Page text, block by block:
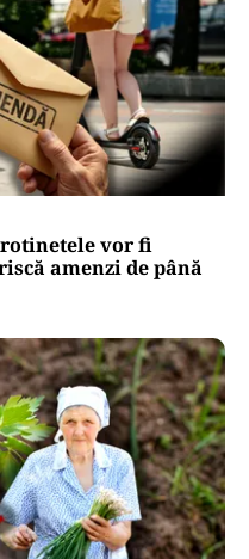
vor fi
amenzi de până